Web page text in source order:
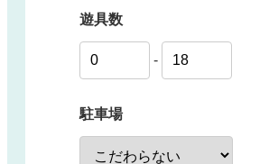
遊具数
-
駐車場